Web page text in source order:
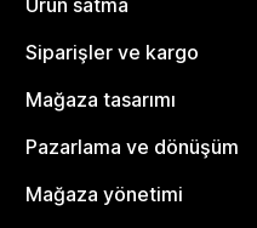
Ürün satma
Siparişler ve kargo
Mağaza tasarımı
Pazarlama ve dönüşüm
Mağaza yönetimi